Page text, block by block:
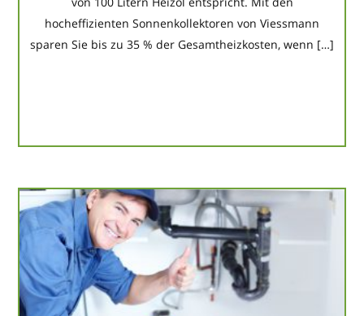
hocheffizienten Sonnenkollektoren von Viessmann
sparen Sie bis zu 35 % der Gesamtheizkosten, wenn […]